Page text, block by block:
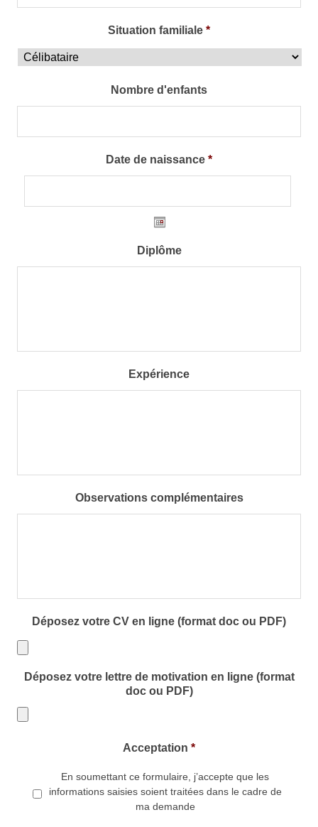
Situation familiale *
Nombre d'enfants
Date de naissance *
Diplôme
Expérience
Observations complémentaires
Déposez votre CV en ligne (format doc ou PDF)
fichiers
pdf.
Déposez votre lettre de motivation en ligne (format
doc ou PDF)
acceptés
Acceptation *
En soumettant ce formulaire, j’accepte que les
informations saisies soient traitées dans le cadre de
ma demande